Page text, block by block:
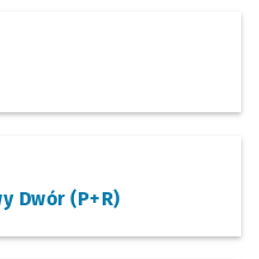
Dwór (P+R)